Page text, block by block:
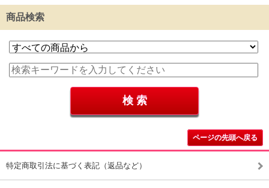
商品検索
ページの先頭へ戻る
特定商取引法に基づく表記（返品など）